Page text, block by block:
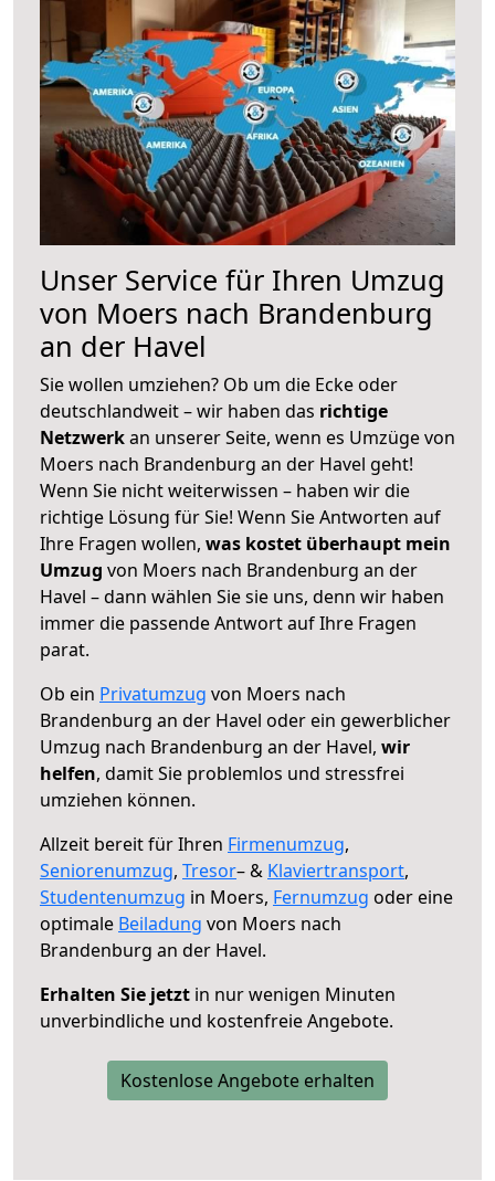
Unser Service für Ihren Umzug
von Moers nach Brandenburg
an der Havel
Sie wollen umziehen? Ob um die Ecke oder
deutschlandweit – wir haben das richtige
Netzwerkan unserer Seite, wenn es Umzüge von
Moers nach Brandenburg an der Havel geht!
Wenn Sie nicht weiterwissen – haben wir die
richtige Lösung für Sie! Wenn Sie Antworten auf
Ihre Fragen wollen, was kostet überhaupt mein
Umzug von Moers nach Brandenburg an der
Havel – dann wählen Sie sie uns, denn wir haben
immer die passende Antwort auf Ihre Fragen
parat.
Ob ein Privatumzug von Moers nach
Brandenburg an der Havel oder ein gewerblicher
Umzug nach Brandenburg an der Havel, wir
helfen, damit Sie problemlos und stressfrei
umziehen können.
Allzeit bereit für Ihren Firmenumzug,
Seniorenumzug, Tresor– & Klaviertransport,
Studentenumzug in Moers, Fernumzug oder eine
optimale Beiladung von Moers nach
Brandenburg an der Havel.
Erhalten Sie jetzt in nur wenigen Minuten
unverbindliche und kostenfreie Angebote.
Kostenlose Angebote erhalten